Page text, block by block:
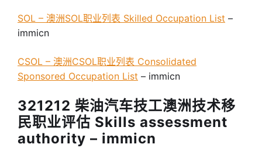
SOL – 澳洲SOL职业列表 Skilled Occupation List –
immicn
CSOL – 澳洲CSOL职业列表 Consolidated
Sponsored Occupation List – immicn
321212 柴油汽车技工澳洲技术移
民职业评估 Skills assessment
authority – immicn